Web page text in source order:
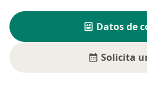
Datos de
Solicita